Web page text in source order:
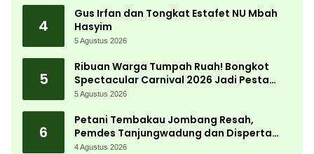
4
Gus Irfan dan Tongkat Estafet NU Mbah
Hasyim
5 Agustus 2026
5
Ribuan Warga Tumpah Ruah! Bongkot
Spectacular Carnival 2026 Jadi Pesta
Kemerdekaan Terbesar di Peterongan
5 Agustus 2026
6
Petani Tembakau Jombang Resah,
Pemdes Tanjungwadung dan Disperta
Bergerak Cepat
4 Agustus 2026